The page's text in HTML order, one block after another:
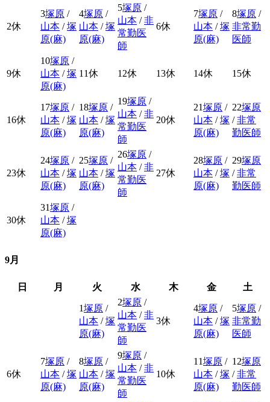
2休
3塚原 /
山本 /塚
原(麻)
4塚原 /
山本 /塚
原(麻)
5塚原 /
山本 /非
常勤医
師
6休
7塚原 /
山本 /塚
原(麻)
8塚原 /
非常勤
医師
9休
10塚原 /
山本 /塚
原(麻)
11休 12休 13休 14休 15休
16休
17塚原 /
山本 /塚
原(麻)
18塚原 /
山本 /塚
原(麻)
19塚原 /
山本 /非
常勤医
師
20休
21塚原 /
山本 /塚
原(麻)
22塚原
/非常
勤医師
23休
24塚原 /
山本 /塚
原(麻)
25塚原 /
山本 /塚
原(麻)
26塚原 /
山本 /非
常勤医
師
27休
28塚原 /
山本 /塚
原(麻)
29塚原
/非常
勤医師
30休
31塚原 /
山本 /塚
原(麻)
9月
日 月 火 水 木 金 土
1塚原 /
山本 /塚
原(麻)
2塚原 /
山本 /非
常勤医
師
3休
4塚原 /
山本 /塚
原(麻)
5塚原 /
非常勤
医師
6休
7塚原 /
山本 /塚
原(麻)
8塚原 /
山本 /塚
原(麻)
9塚原 /
山本 /非
常勤医
師
10休
11塚原 /
山本 /塚
原(麻)
12塚原
/非常
勤医師